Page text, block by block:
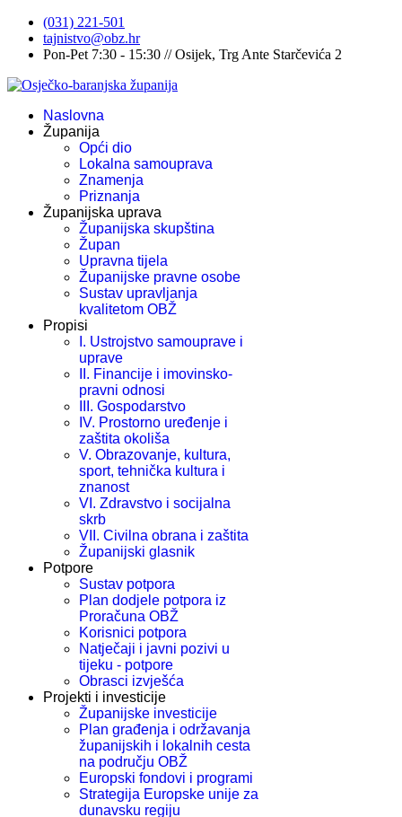
(031) 221-501
tajnistvo@obz.hr
Pon-Pet 7:30 - 15:30 // Osijek, Trg Ante Starčevića 2
Naslovna
Županija
Opći dio
Lokalna samouprava
Znamenja
Priznanja
Županijska uprava
Županijska skupština
Župan
Upravna tijela
Županijske pravne osobe
Sustav upravljanja
kvalitetom OBŽ
Propisi
I. Ustrojstvo samouprave i
uprave
II. Financije i imovinsko-
pravni odnosi
III. Gospodarstvo
IV. Prostorno uređenje i
zaštita okoliša
V. Obrazovanje, kultura,
sport, tehnička kultura i
znanost
VI. Zdravstvo i socijalna
skrb
VII. Civilna obrana i zaštita
Županijski glasnik
Potpore
Sustav potpora
Plan dodjele potpora iz
Proračuna OBŽ
Korisnici potpora
Natječaji i javni pozivi u
tijeku - potpore
Obrasci izvješća
Projekti i investicije
Županijske investicije
Plan građenja i održavanja
županijskih i lokalnih cesta
na području OBŽ
Europski fondovi i programi
Strategija Europske unije za
dunavsku regiju